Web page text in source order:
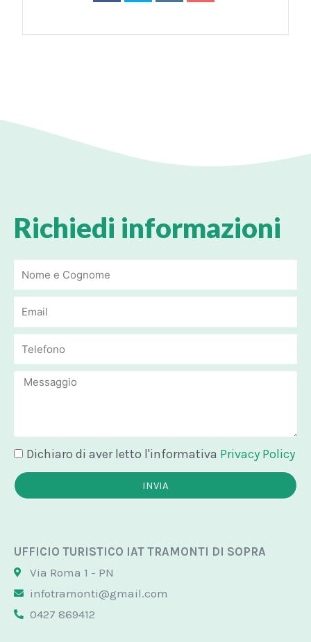
Richiedi informazioni
Email
Email
Message
Dichiaro di aver letto l'informativa Privacy Policy
INVIA
UFFICIO TURISTICO IAT TRAMONTI DI SOPRA
Via Roma 1 - PN
infotramonti@gmail.com
0427 869412